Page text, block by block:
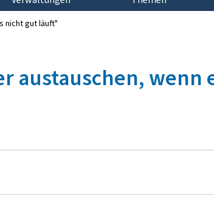
nicht gut läuft"
austauschen,